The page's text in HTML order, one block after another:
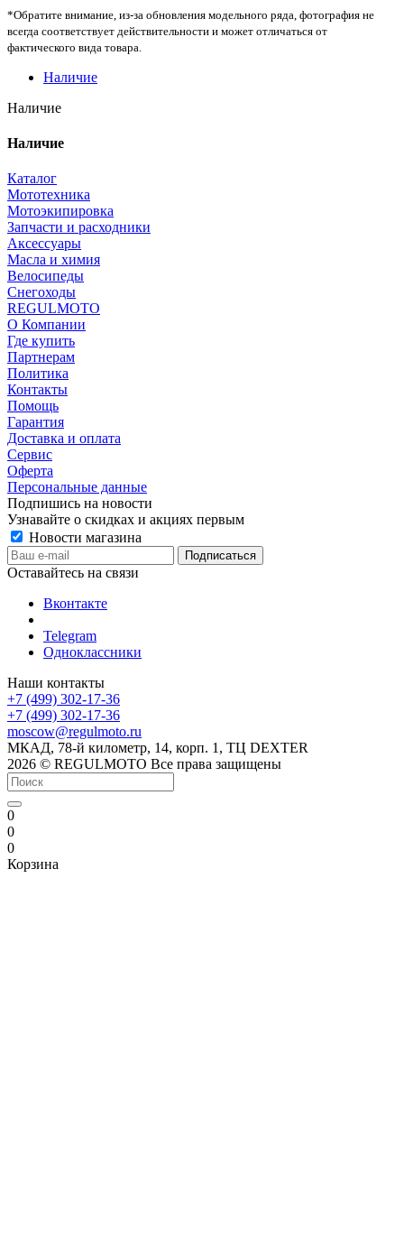
*Обратите внимание, из-за обновления модельного ряда, фотография не
всегда соответствует действительности и может отличаться от
фактического вида товара.
Наличие
Наличие
Наличие
Каталог
Мототехника
Мотоэкипировка
Запчасти и расходники
Аксессуары
Масла и химия
Велосипеды
Снегоходы
REGULMOTO
О Компании
Где купить
Партнерам
Политика
Контакты
Помощь
Гарантия
Доставка и оплата
Сервис
Оферта
Персональные данные
Подпишись на новости
Узнавайте о скидках и акциях первым
Новости магазина
Оставайтесь на связи
Вконтакте
Telegram
Одноклассники
Наши контакты
+7 (499) 302-17-36
+7 (499) 302-17-36
moscow@regulmoto.ru
МКАД, 78-й километр, 14, корп. 1, ТЦ DEXTER
2026 © REGULMOTO Все права защищены
0
0
0
Корзина